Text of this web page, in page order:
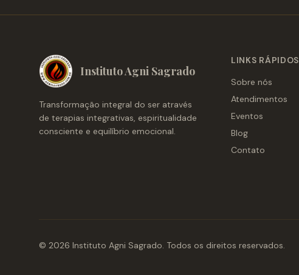
Instituto Agni Sagrado
Transformação integral do ser através
de terapias integrativas, espiritualidade
consciente e equilíbrio emocional.
LINKS RÁPIDOS
Sobre nós
Atendimentos
Eventos
Blog
Contato
© 2026 Instituto Agni Sagrado. Todos os direitos reservados.